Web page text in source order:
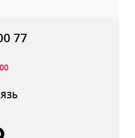
ОТЗЫВ
77